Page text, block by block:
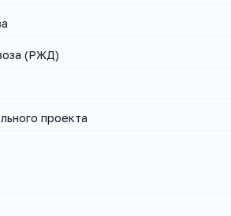
(РЖД)
проекта